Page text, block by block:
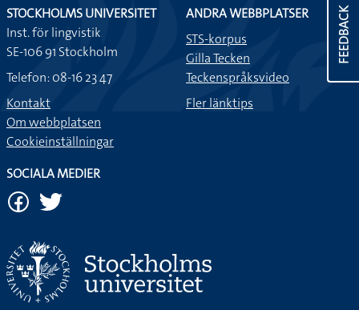
FEEDBACK
STOCKHOLMS UNIVERSITET
Inst. för lingvistik
SE-106 91 Stockholm
Telefon: 08-16 23 47
Kontakt
Om webbplatsen
Cookieinställningar
ANDRA WEBBPLATSER
STS-korpus
Gilla Tecken
Teckenspråksvideo
Fler länktips
SOCIALA MEDIER